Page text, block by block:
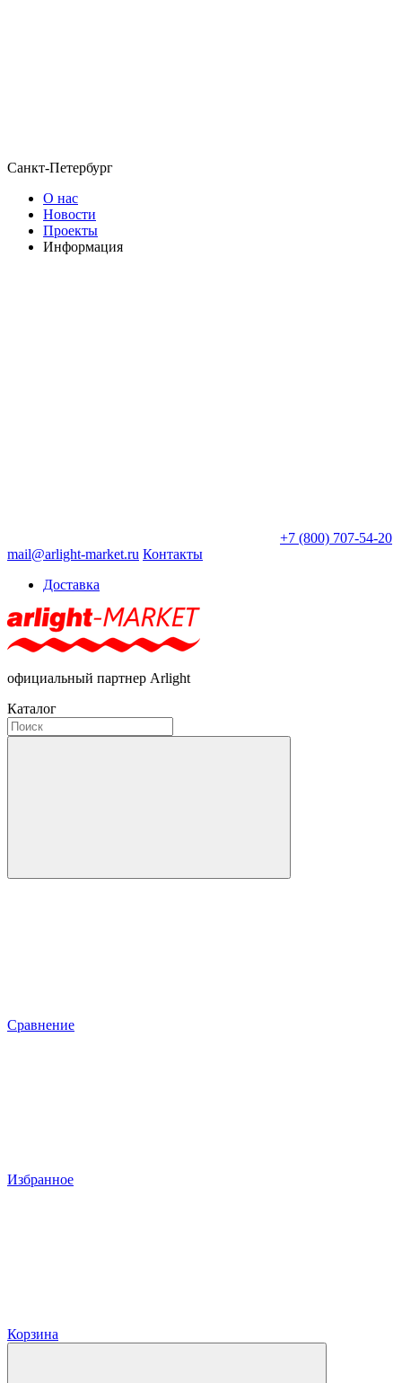
Санкт-Петербург
О нас
Новости
Проекты
Информация
+7 (800) 707-54-20
mail@arlight-market.ru Контакты
Доставка
официальный партнер Arlight
Каталог
Сравнение
Избранное
Корзина